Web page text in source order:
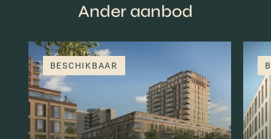
Ander aanbod
BESCHIKBAAR